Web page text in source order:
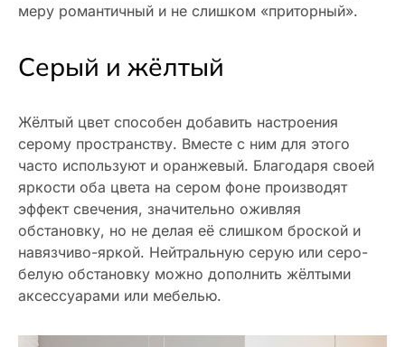
меру романтичный и не слишком «приторный».
Серый и жёлтый
Жёлтый цвет способен добавить настроения
серому пространству. Вместе с ним для этого
часто используют и оранжевый. Благодаря своей
яркости оба цвета на сером фоне производят
эффект свечения, значительно оживляя
обстановку, но не делая её слишком броской и
навязчиво-яркой. Нейтральную серую или серо-
белую обстановку можно дополнить жёлтыми
аксессуарами или мебелью.